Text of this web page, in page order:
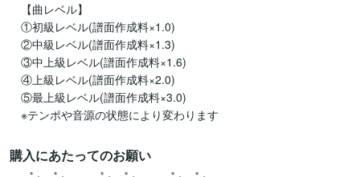
【曲レベル】
①初級レベル(譜面作成料×1.0)
②中級レベル(譜面作成料×1.3)
③中上級レベル(譜面作成料×1.6)
④上級レベル(譜面作成料×2.0)
⑤最上級レベル(譜面作成料×3.0)
※テンポや音源の状態により変わります
購入にあたってのお願い